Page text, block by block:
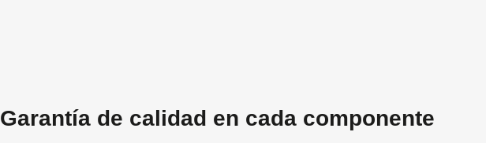
Garantía de calidad en cada componente